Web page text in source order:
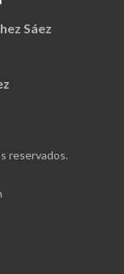
Sáez
reservados.